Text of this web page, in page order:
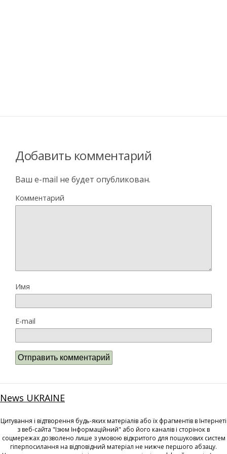
Добавить комментарий
Ваш e-mail не будет опубликован.
Комментарий
Имя
E-mail
News UKRAINE
Цитування і відтворення будь-яких матеріалів або їх фрагментів в Інтернеті
з веб-сайта "Ізюм Інформаційний" або його каналів і сторінок в
соцмережах дозволено лише з умовою відкритого для пошукових систем
гіперпосилання на відповідний матеріал не нижче першого абзацу.